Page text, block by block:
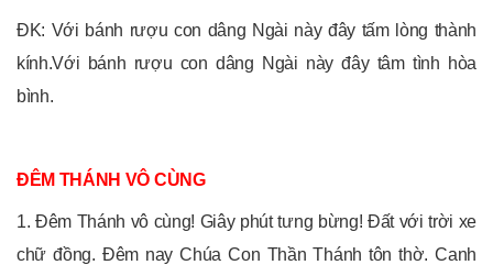
ĐK: Với bánh rượu con dâng Ngài này đây tấm lòng thành
kính.Với bánh rượu con dâng Ngài này đây tâm tình hòa
bình.
ĐÊM THÁNH VÔ CÙNG
1. Đêm Thánh vô cùng! Giây phút tưng bừng! Đất với trời xe
chữ đồng. Đêm nay Chúa Con Thần Thánh tôn thờ. Canh